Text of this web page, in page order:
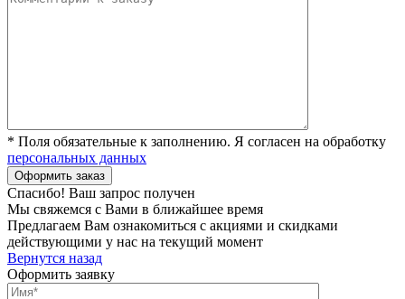
* Поля обязательные к заполнению. Я согласен на обработку
персональных данных
Спасибо! Ваш запрос получен
Мы свяжемся с Вами в ближайшее время
Предлагаем Вам ознакомиться с акциями и скидками
действующими у нас на текущий момент
Вернутся назад
Оформить заявку